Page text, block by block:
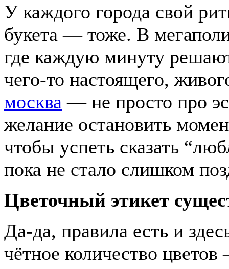
У каждого города свой
букета — тоже. В
где каждую минуту
чего-то настоящего,
москва — не просто про
желание остановить
чтобы успеть сказать
пока не стало слишком
Цветочный этикет
Да-да, правила есть и
чётное количество